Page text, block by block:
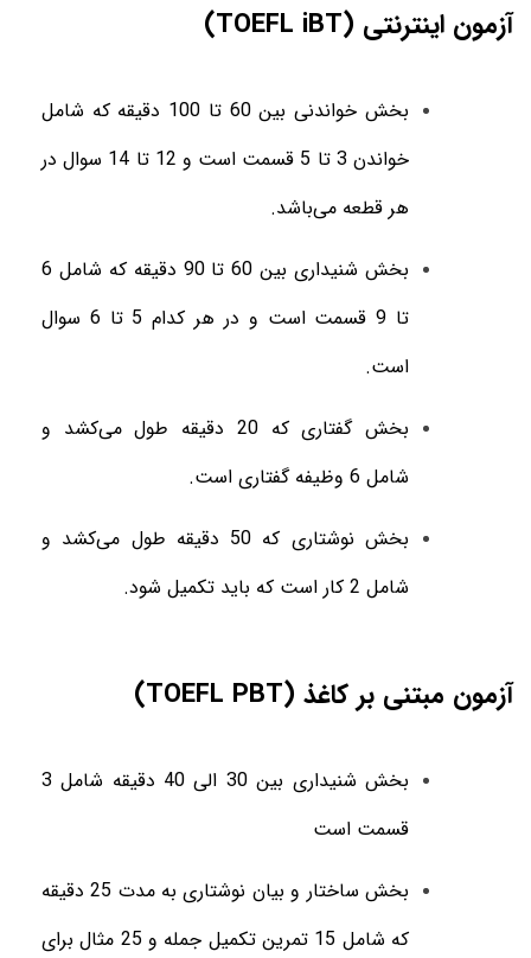
آزمون اینترنتی (TOEFL iBT
)
بخش خواندنی بین 60 تا 100 دقیقه که شامل
خواندن 3 تا 5 قسمت است و 12 تا 14 سوال در
هر قطعه می‌باشد.
بخش شنیداری بین 60 تا 90 دقیقه که شامل 6
تا 9 قسمت است و در هر کدام 5 تا 6 سوال
است.
بخش گفتاری که 20 دقیقه طول می‌کشد و
شامل 6 وظیفه گفتاری است.
بخش نوشتاری که 50 دقیقه طول می‌کشد و
شامل 2 کار است که باید تکمیل شود.
آزمون مبتنی بر کاغذ (TOEFL PBT
)
بخش شنیداری بین 30 الی 40 دقیقه شامل 3
قسمت است
بخش ساختار و بیان نوشتاری به مدت 25 دقیقه
که شامل 15 تمرین تکمیل جمله و 25 مثال برای